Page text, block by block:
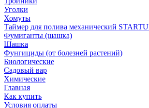
Уголки
Хомуты
Таймер для полива механический
Фумиганты (шашка)
Шашка
Фунгициды (от болезней растений)
Биологические
Садовый вар
Химические
Главная
Как купить
Условия оплаты